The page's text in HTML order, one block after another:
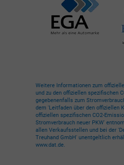
Weitere Informationen zum
und zu den offiziellen spezifischen
gegebenenfalls zum
dem 'Leitfaden über den offiziellen
offiziellen spezifischen CO2-
Stromverbrauch neuer PKW'
allen Verkaufsstellen und bei der
Treuhand GmbH' unentgeltlich
www.dat.de.